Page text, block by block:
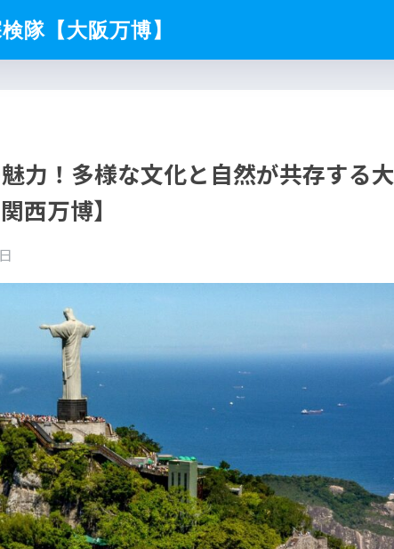
隊【大阪万博】
力！多様な文化と自然が共存する大
西万博】